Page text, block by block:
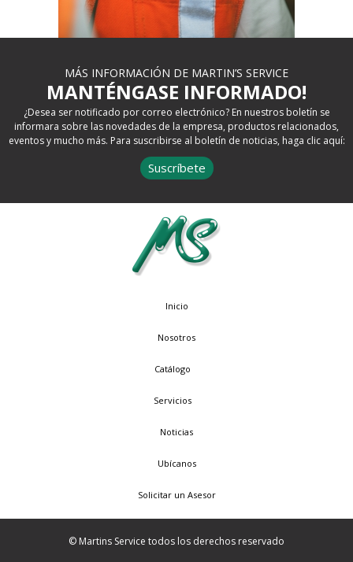
MÁS INFORMACIÓN DE MARTIN’S SERVICE
MANTÉNGASE INFORMADO!
¿Desea ser notificado por correo electrónico? En nuestros boletín se
informara sobre las novedades de la empresa, productos relacionados,
eventos y mucho más. Para suscribirse al boletín de noticias, haga clic aquí:
Suscríbete
Inicio
Nosotros
Catálogo
Servicios
Noticias
Ubícanos
Solicitar un Asesor
© Martins Service todos los derechos reservado